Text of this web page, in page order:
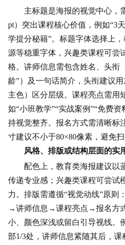
主标题是海报的视觉中心，
pt）突出课程核心价值，例如“3
学提分秘籍”。标题字体选择上
源等稳重字体，兴趣类课程可尝
格。讲师信息需包含姓名、头衔
龄”）及一句话简介，头衔建议
主色）区分层级。课程亮点需用
如“小班教学”“实战案例”“免费
持视觉整齐。报名方式需清晰标
寸建议不小于80×80像素，避免扫
风格、排版或结构层面的实
配色上，教育类海报建议以
传递专业感；兴趣类课程可尝试
力。排版需遵循“视觉动线”原则
→讲师信息→课程亮点→报名方
小、颜色深浅或留白引导视线。
部1/3处，讲师信息紧随其后，